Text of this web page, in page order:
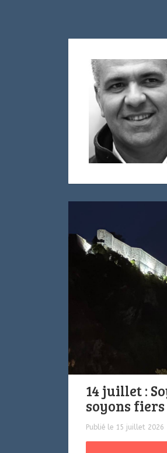
14 juillet :
soyons
Publié le 15 juillet 2026